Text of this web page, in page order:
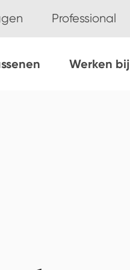
Professional
Werken bij